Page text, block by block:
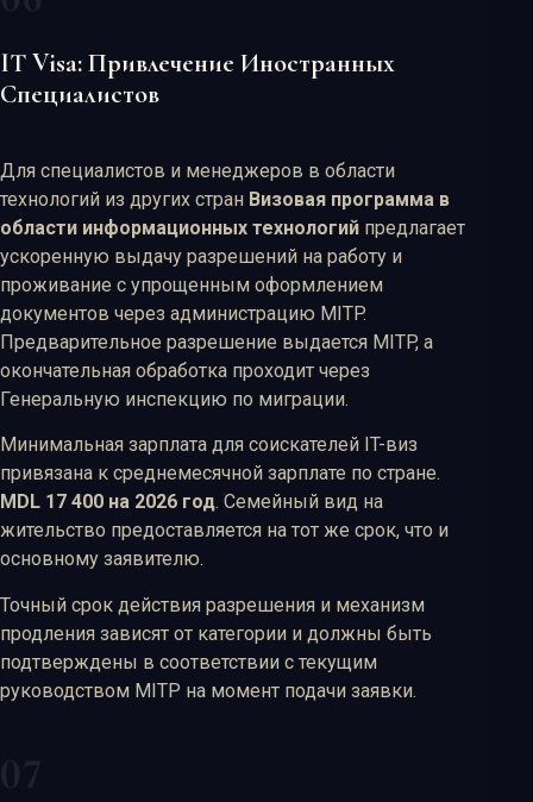
IT Visa: Привлечение Иностранных
Специалистов
Для специалистов и менеджеров в области
технологий из других стран Визовая программа в
области информационных технологий предлагает
ускоренную выдачу разрешений на работу и
проживание с упрощенным оформлением
документов через администрацию MITP.
Предварительное разрешение выдается MITP, а
окончательная обработка проходит через
Генеральную инспекцию по миграции.
Минимальная зарплата для соискателей IT-виз
привязана к среднемесячной зарплате по стране.
MDL 17 400 на 2026 год. Семейный вид на
жительство предоставляется на тот же срок, что и
основному заявителю.
Точный срок действия разрешения и механизм
продления зависят от категории и должны быть
подтверждены в соответствии с текущим
руководством MITP на момент подачи заявки.